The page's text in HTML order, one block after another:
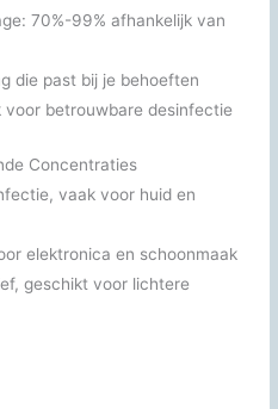
70%-99% afhankelijk van
die past bij je behoeften
betrouwbare desinfectie
Concentraties
vaak voor huid en
elektronica en schoonmaak
geschikt voor lichtere